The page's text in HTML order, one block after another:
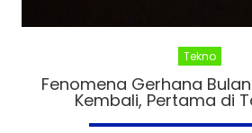
Tekno
Fenomena Gerhana
Kembali, Pertama di